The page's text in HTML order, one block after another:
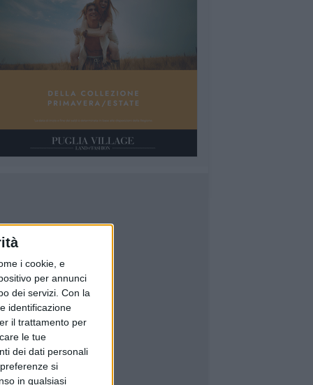
i cookie, e
per annunci
dei servizi. Con la
identificazione
il trattamento per
le tue
dei dati personali
si
in qualsiasi